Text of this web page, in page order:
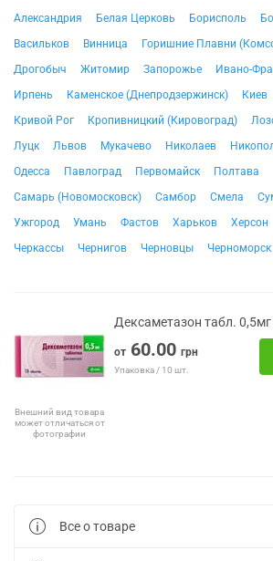
Александрия Белая Церковь Борисполь
Васильков
Винница Горишние Плавни
Дрогобыч
Житомир Запорожье Ивано-
Ирпень
Каменское (Днепродзержинск) Киев
Кривой Рог
Кропивницкий (Кировоград)
Луцк
Львов Мукачево Николаев
Одесса
Павлоград Первомайск
Полтава
Самарь (Новомосковск)
Самбор Смела
Ужгород
Умань Фастов Харьков Херсон
Черкассы
Чернигов Черновцы Черноморск
Внешний вид товара
может отличаться от
фотографии
Дексаметазон табл.
от 60.00 грн
Упаковка / 10 шт.
Все о товаре